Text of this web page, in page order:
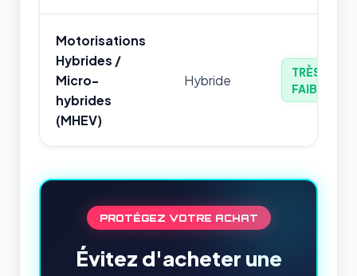
Motorisations
Hybrides /
Micro-
hybrides
(MHEV)
Hybride
TRÈS
FAIBLE
PROTÉGEZ VOTRE ACHAT
Évitez d'acheter une